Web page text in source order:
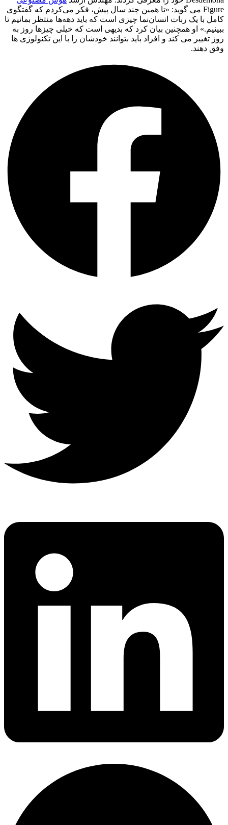
Figure می گوید: «تا همین چند سال پیش، فکر می‌کردم که گفتگوی
کامل با یک ربات انسان‌نما چیزی است که باید دهه‌ها منتظر بمانیم تا
ببینیم.» او همچنین بیان کرد که بدیهی است که خیلی چیزها روز به
روز تغییر می کند و افراد باید بتوانند خودشان را با این تکنولوژی ها
وفق دهند.